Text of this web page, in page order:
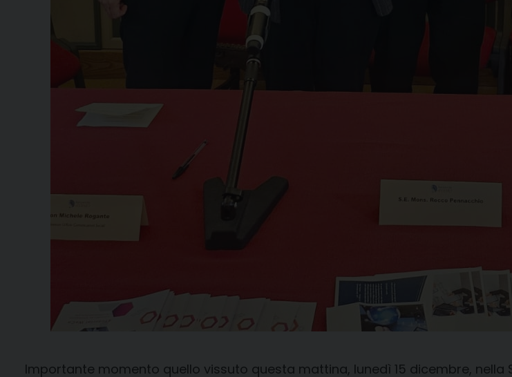
Importante momento quello vissuto questa mattina, lunedì 15 dicembre, nella